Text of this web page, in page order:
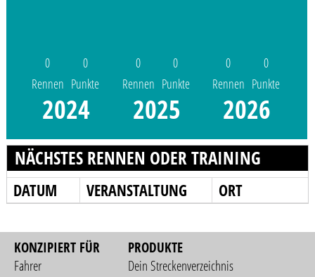
0
Rennen
0
Punkte
2024
0
Rennen
0
Punkte
2025
0
Rennen
0
Punkte
2026
NÄCHSTES RENNEN ODER TRAINING
DATUM VERANSTALTUNG ORT
KONZIPIERT FÜR
Fahrer
PRODUKTE
Dein Streckenverzeichnis